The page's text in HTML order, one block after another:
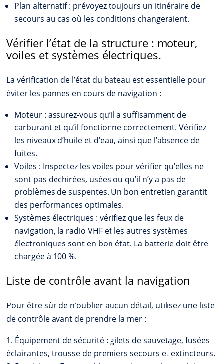
Plan alternatif : prévoyez toujours un itinéraire de
secours au cas où les conditions changeraient.
Vérifier l’état de la structure : moteur,
voiles et systèmes électriques.
La vérification de l’état du bateau est essentielle pour
éviter les pannes en cours de navigation :
Moteur : assurez-vous qu’il a suffisamment de
carburant et qu’il fonctionne correctement. Vérifiez
les niveaux d’huile et d’eau, ainsi que l’absence de
fuites.
Voiles : Inspectez les voiles pour vérifier qu’elles ne
sont pas déchirées, usées ou qu’il n’y a pas de
problèmes de suspentes. Un bon entretien garantit
des performances optimales.
Systèmes électriques : vérifiez que les feux de
navigation, la radio VHF et les autres systèmes
électroniques sont en bon état. La batterie doit être
chargée à 100 %.
Liste de contrôle avant la navigation
Pour être sûr de n’oublier aucun détail, utilisez une liste
de contrôle avant de prendre la mer :
Équipement de sécurité : gilets de sauvetage, fusées
éclairantes, trousse de premiers secours et extincteurs.